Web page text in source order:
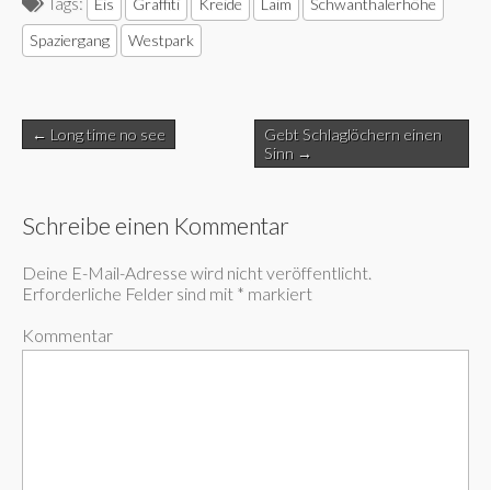
Spaziergang
Westpark
Post
navigation
← Long time no see
Gebt Schlaglöchern einen
Sinn →
Schreibe einen Kommentar
Deine E-Mail-Adresse wird nicht veröffentlicht.
Erforderliche Felder sind mit * markiert
Kommentar